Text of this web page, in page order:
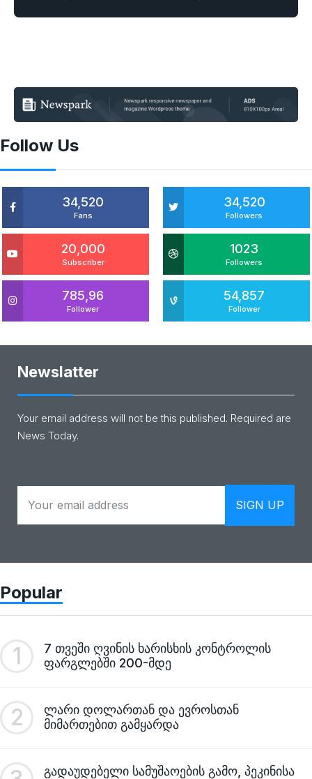
Follow Us
34,520
Fans
34,520
Followers
20,000
Subscriber
1023
Followers
785,96
Follower
54,857
Follower
Newslatter
Your email address will not be this published. Required are
News Today.
Popular
1
7 თვეში ღვინის ხარისხის კონტროლის
ფარგლებში 200-მდე
2
ლარი დოლართან და ევროსთან
მიმართებით გამყარდა
გადაუდებელი სამუშაოების გამო, პეკინისა